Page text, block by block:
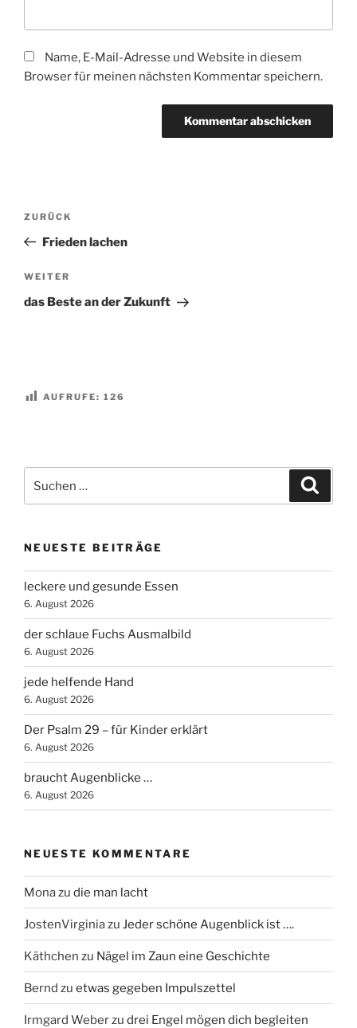
Name, E-Mail-Adresse und Website in diesem
Browser für meinen nächsten Kommentar speichern.
Beitragsnavigation
Vorheriger
Beitrag
ZURÜCK
Frieden lachen
Nächster
Beitrag
WEITER
das Beste an der Zukunft
AUFRUFE: 126
nach:
NEUESTE BEITRÄGE
leckere und gesunde Essen
6. August 2026
der schlaue Fuchs Ausmalbild
6. August 2026
jede helfende Hand
6. August 2026
Der Psalm 29 – für Kinder erklärt
6. August 2026
braucht Augenblicke …
6. August 2026
NEUESTE KOMMENTARE
Monazu die man lacht
JostenVirginiazu Jeder schöne Augenblick ist ….
Käthchen zu Nägel im Zaun eine Geschichte
Bernd zu etwas gegeben Impulszettel
Irmgard Weberzu drei Engel mögen dich begleiten